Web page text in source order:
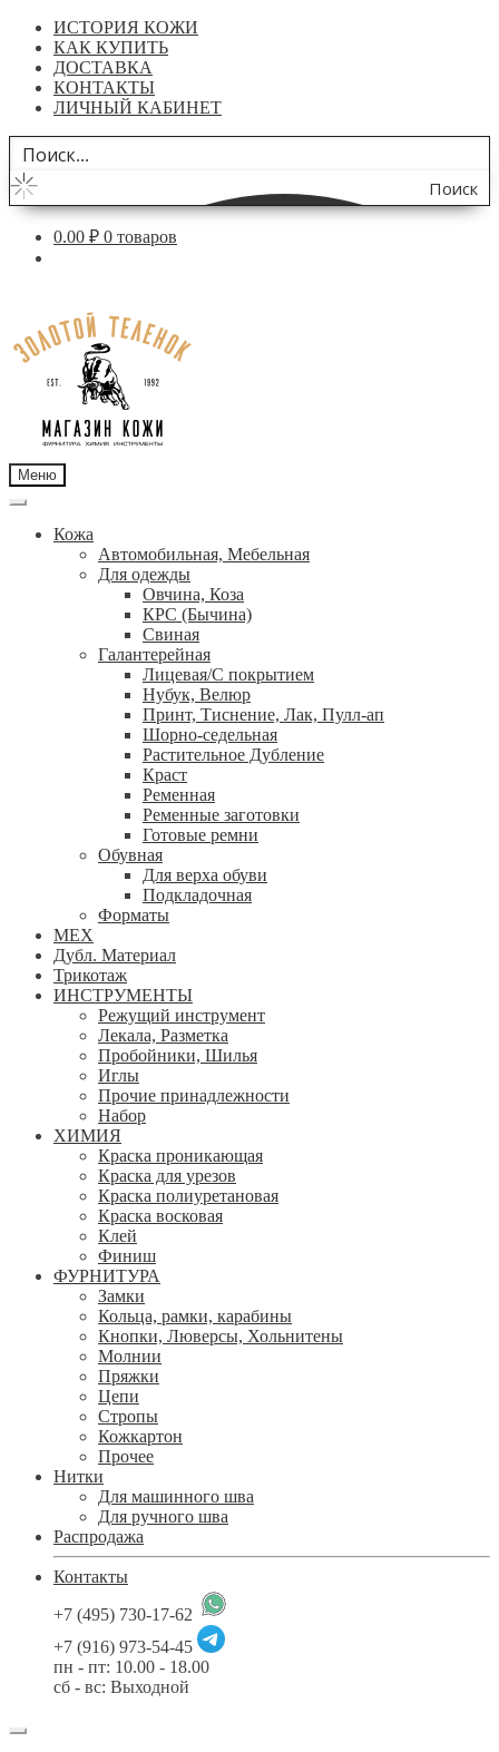
ИСТОРИЯ КОЖИ
КАК КУПИТЬ
ДОСТАВКА
КОНТАКТЫ
ЛИЧНЫЙ КАБИНЕТ
Поиск
по
0.00 ₽ 0 товаров
навигации
содержимому
Меню
Кожа
Автомобильная, Мебельная
Для одежды
Овчина, Коза
КРС (Бычина)
Свиная
Галантерейная
Лицевая/С покрытием
Нубук, Велюр
Принт, Тиснение, Лак, Пулл-ап
Шорно-седельная
Растительное Дубление
Краст
Ременная
Ременные заготовки
Готовые ремни
Обувная
Для верха обуви
Подкладочная
Форматы
МЕХ
Дубл. Материал
Трикотаж
ИНСТРУМЕНТЫ
Режущий инструмент
Лекала, Разметка
Пробойники, Шилья
Иглы
Прочие принадлежности
Набор
ХИМИЯ
Краска проникающая
Краска для урезов
Краска полиуретановая
Краска восковая
Клей
Финиш
ФУРНИТУРА
Замки
Кольца, рамки, карабины
Кнопки, Люверсы, Хольнитены
Молнии
Пряжки
Цепи
Стропы
Кожкартон
Прочее
Нитки
Для машинного шва
Для ручного шва
Распродажа
Контакты
+7 (495) 730-17-62
+7 (916) 973-54-45
пн - пт: 10.00 - 18.00
сб - вс: Выходной